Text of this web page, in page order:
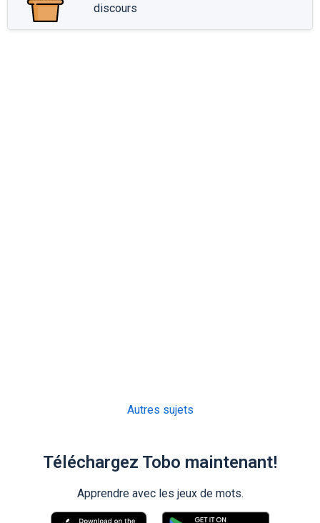
discours
Autres sujets
Téléchargez Tobo maintenant!
Apprendre avec les jeux de mots.